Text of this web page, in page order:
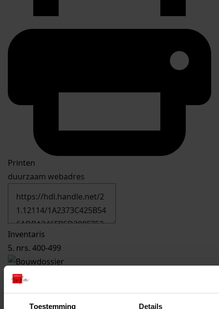
Toestemming Details
Printen
duurzaam webadres
Inventaris
5. nrs. 400-499
485Bouw kas, 1976